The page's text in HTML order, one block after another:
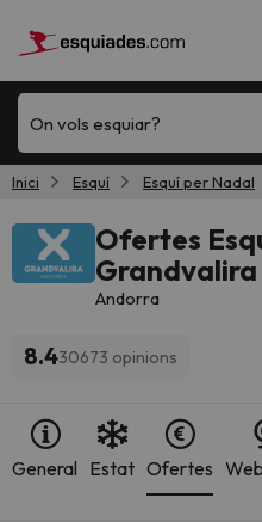
On vols esquiar?
Inici Esquí Esquí per Nadal
Ofertes
Grandvalira
Andorra
8.430673 opinions
General Estat Ofertes